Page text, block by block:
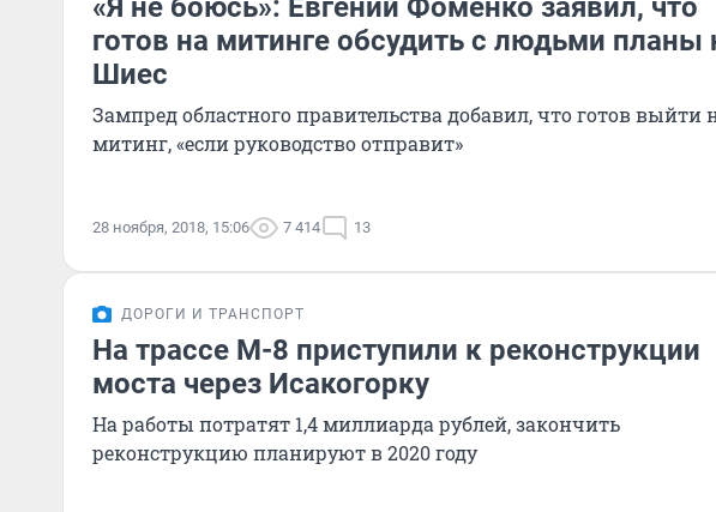
«Я не боюсь»: Евгений Фоменко заявил, что
готов на митинге обсудить с людьми планы
Шиес
Зампред областного правительства добавил, что готов выйти
митинг, «если руководство отправит»
28 ноября, 2018, 15:06 7 414 13
ДОРОГИ И ТРАНСПОРТ
На трассе М-8 приступили к реконструкции
моста через Исакогорку
На работы потратят 1,4 миллиарда рублей, закончить
реконструкцию планируют в 2020 году